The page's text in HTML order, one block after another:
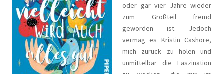
oder gar vier Jahre wieder
zum Großteil fremd
geworden ist. Jedoch
vermag es Kristin Cashore,
mich zurück zu holen und
unmittelbar die Faszination